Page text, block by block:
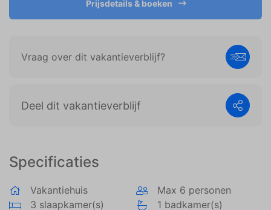
Specificaties
Vakantiehuis
Max 6 personen
3 slaapkamer(s)
1 badkamer(s)
Prijsdetails & boeken
Vraag over dit vakantieverblijf?
Deel dit vakantieverblijf
weergeven die zijn afgestemd op en relevant zijn